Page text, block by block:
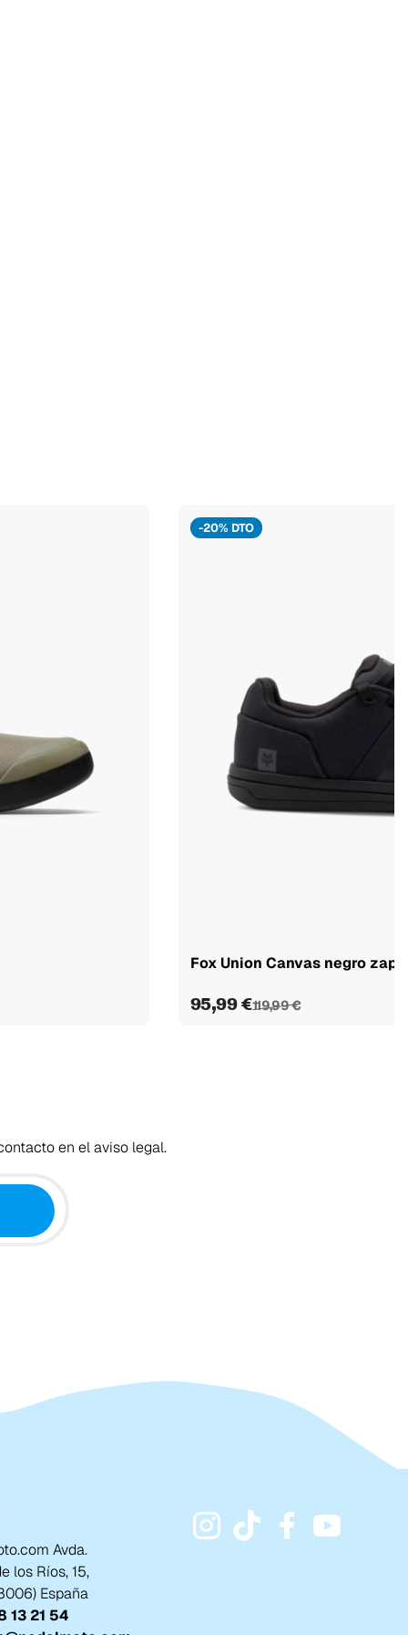
-20% DTO
Fox Union Canvas negro
95,99 €119,99 €
en el aviso legal.
Avda.
los Ríos, 15,
España
13 21 54